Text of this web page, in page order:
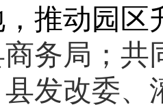
， 推动园区
务局；共
发改委、